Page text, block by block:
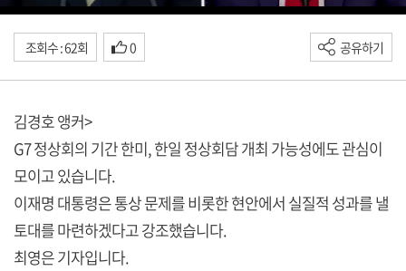
조회수 : 62회 0 공유하기
김경호 앵커>
G7 정상회의 기간 한미, 한일 정상회담 개최 가능성에도 관심이
모이고 있습니다.
이재명 대통령은 통상 문제를 비롯한 현안에서 실질적 성과를 낼
토대를 마련하겠다고 강조했습니다.
최영은 기자입니다.